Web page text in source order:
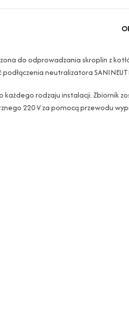
do odprowadzania skroplin z
neutralizatora
rodzaju instalacji. Zbiornik
220 V za pomocą przewodu